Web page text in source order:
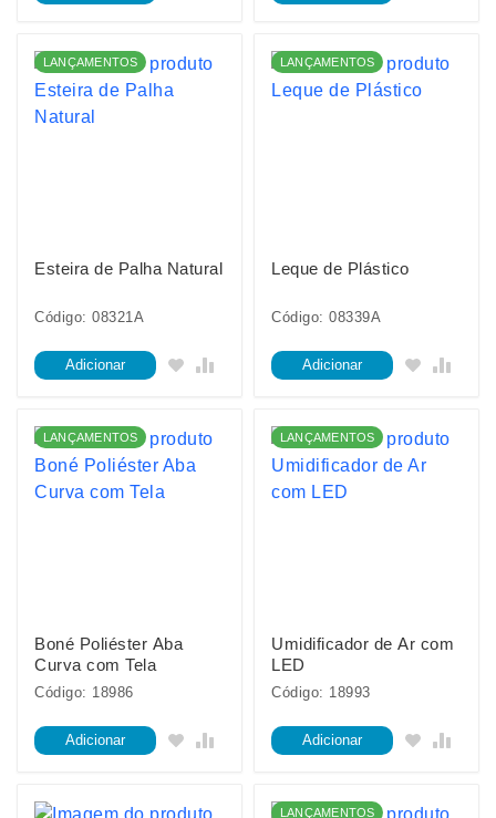
LANÇAMENTOS
Esteira de Palha Natural
Código: 08321A
Adicionar
LANÇAMENTOS
Leque de Plástico
Código: 08339A
Adicionar
LANÇAMENTOS
Boné Poliéster Aba
Curva com Tela
Código: 18986
Adicionar
LANÇAMENTOS
Umidificador de Ar com
LED
Código: 18993
Adicionar
LANÇAMENTOS